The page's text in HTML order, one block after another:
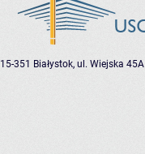
15-351 Białystok, ul. Wiejska 45A